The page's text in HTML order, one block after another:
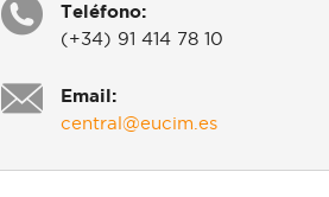
Teléfono:
(+34) 91 414 78 10
Email:
central@eucim.es